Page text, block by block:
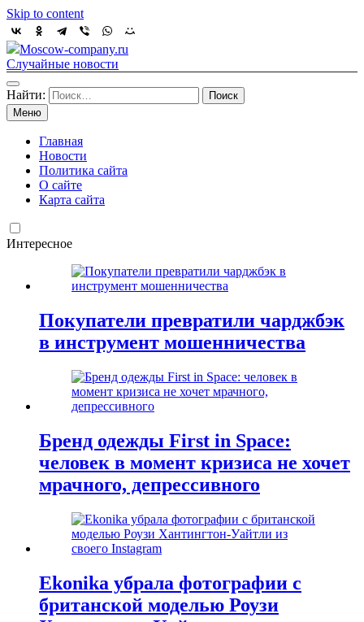
Skip to content
Moscow-company.ru
Случайные новости
Найти:
Меню
Главная
Новости
Политика сайта
О сайте
Карта сайта
Интересное
Покупатели превратили чарджбэк
в инструмент мошенничества
Бренд одежды First in Space:
человек в момент кризиса не хочет
мрачного, депрессивного
Ekonika убрала фотографии с
британской моделью Роузи